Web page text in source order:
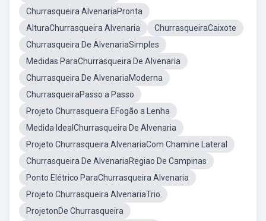
Churrasqueira AlvenariaPronta
AlturaChurrasqueira Alvenaria
ChurrasqueiraCaixote
Churrasqueira De AlvenariaSimples
Medidas ParaChurrasqueira De Alvenaria
Churrasqueira De AlvenariaModerna
ChurrasqueiraPasso a Passo
Projeto Churrasqueira EFogão a Lenha
Medida IdealChurrasqueira De Alvenaria
Projeto Churrasqueira AlvenariaCom Chamine Lateral
Churrasqueira De AlvenariaRegiao De Campinas
Ponto Elétrico ParaChurrasqueira Alvenaria
Projeto Churrasqueira AlvenariaTrio
ProjetonDe Churrasqueira